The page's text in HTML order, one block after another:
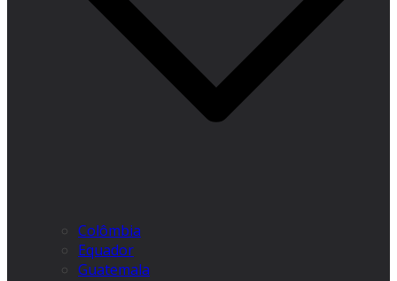
Colômbia
Equador
Guatemala